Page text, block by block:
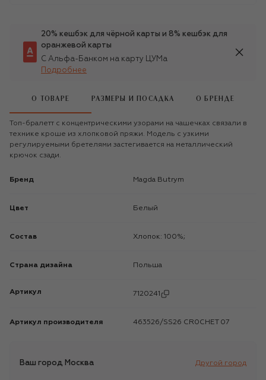
20% кешбэк для чёрной карты и 8% кешбэк для
оранжевой карты
С Альфа-Банком на карту ЦУМа
Подробнее
О ТОВАРЕ РАЗМЕРЫ И ПОСАДКА О БРЕНДЕ
Топ-бралетт с концентрическими узорами на чашечках связали в
технике кроше из хлопковой пряжи. Модель с узкими
регулируемыми бретелями застегивается на металлический
крючок сзади.
Бренд Magda Butrym
Цвет Белый
Состав Хлопок: 100%;
Страна дизайна Польша
Артикул 7120241
Артикул производителя 463526/SS26 CR0CHET 07
Ваш город Москва Другой город